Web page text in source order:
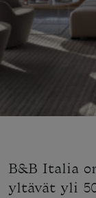
B&B Italia
yltävät yli